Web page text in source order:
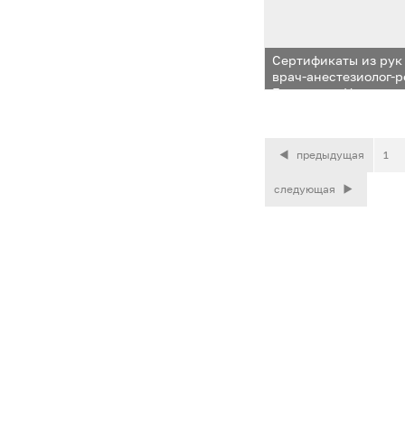
Сертификаты из
врач-анестезиолог-
Екатерина
предыдущая 1
следующая